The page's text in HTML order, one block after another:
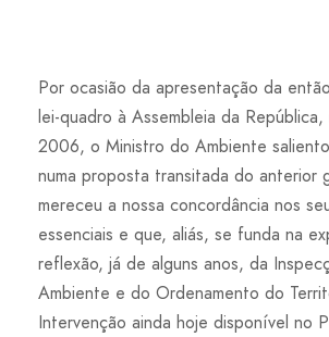
Por ocasião da apresentação da
lei-quadro à Assembleia da
2006, o Ministro do Ambiente
numa proposta transitada do anterior
mereceu a nossa concordância nos
essenciais e que, aliás, se funda na
reflexão, já de alguns anos, da
Ambiente e do Ordenamento do
Intervenção ainda hoje disponível no